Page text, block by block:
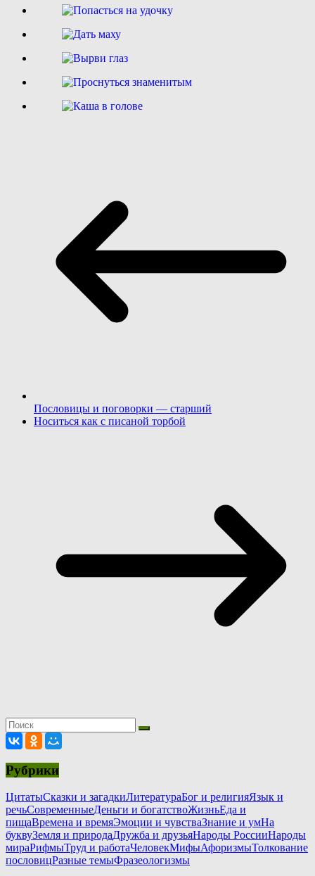
Пословицы и поговорки — старший
Носиться как с писаной торбой
Рубрики
ЦитатыСказки и загадкиЛитератураБог и религияЯзык и
речьСовременныеДеньги и богатствоЖизньЕда и
пищаВремена и времяЭмоции и чувстваЗнание и умНа
буквуЗемля и природаДружба и друзьяНароды РоссииНароды
мираРифмыТруд и работаЧеловекМифыАфоризмыТолкование
пословицРазные темыФразеологизмы